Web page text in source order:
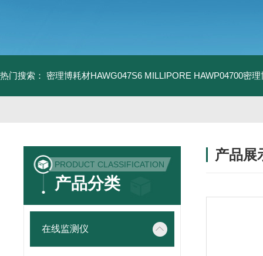
热门搜索： 密理博耗材HAWG047S6 MILLIPORE HAWP04700密
PRODUCT CLASSIFICATION
产品分类
在线监测仪
产品展